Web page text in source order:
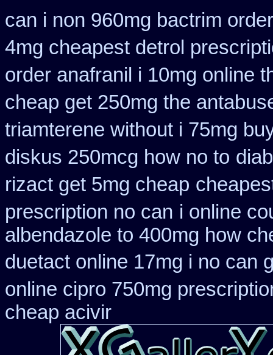
can i non 960mg bactrim
4mg cheapest detrol
order anafranil i 10mg online
cheap get 250mg the
triamterene without i 75mg
diskus 250mcg how no to
rizact get 5mg cheap
prescription no can i online
albendazole to 400mg how
duetact online 17mg i no can
online cipro 750mg
cheap acivir